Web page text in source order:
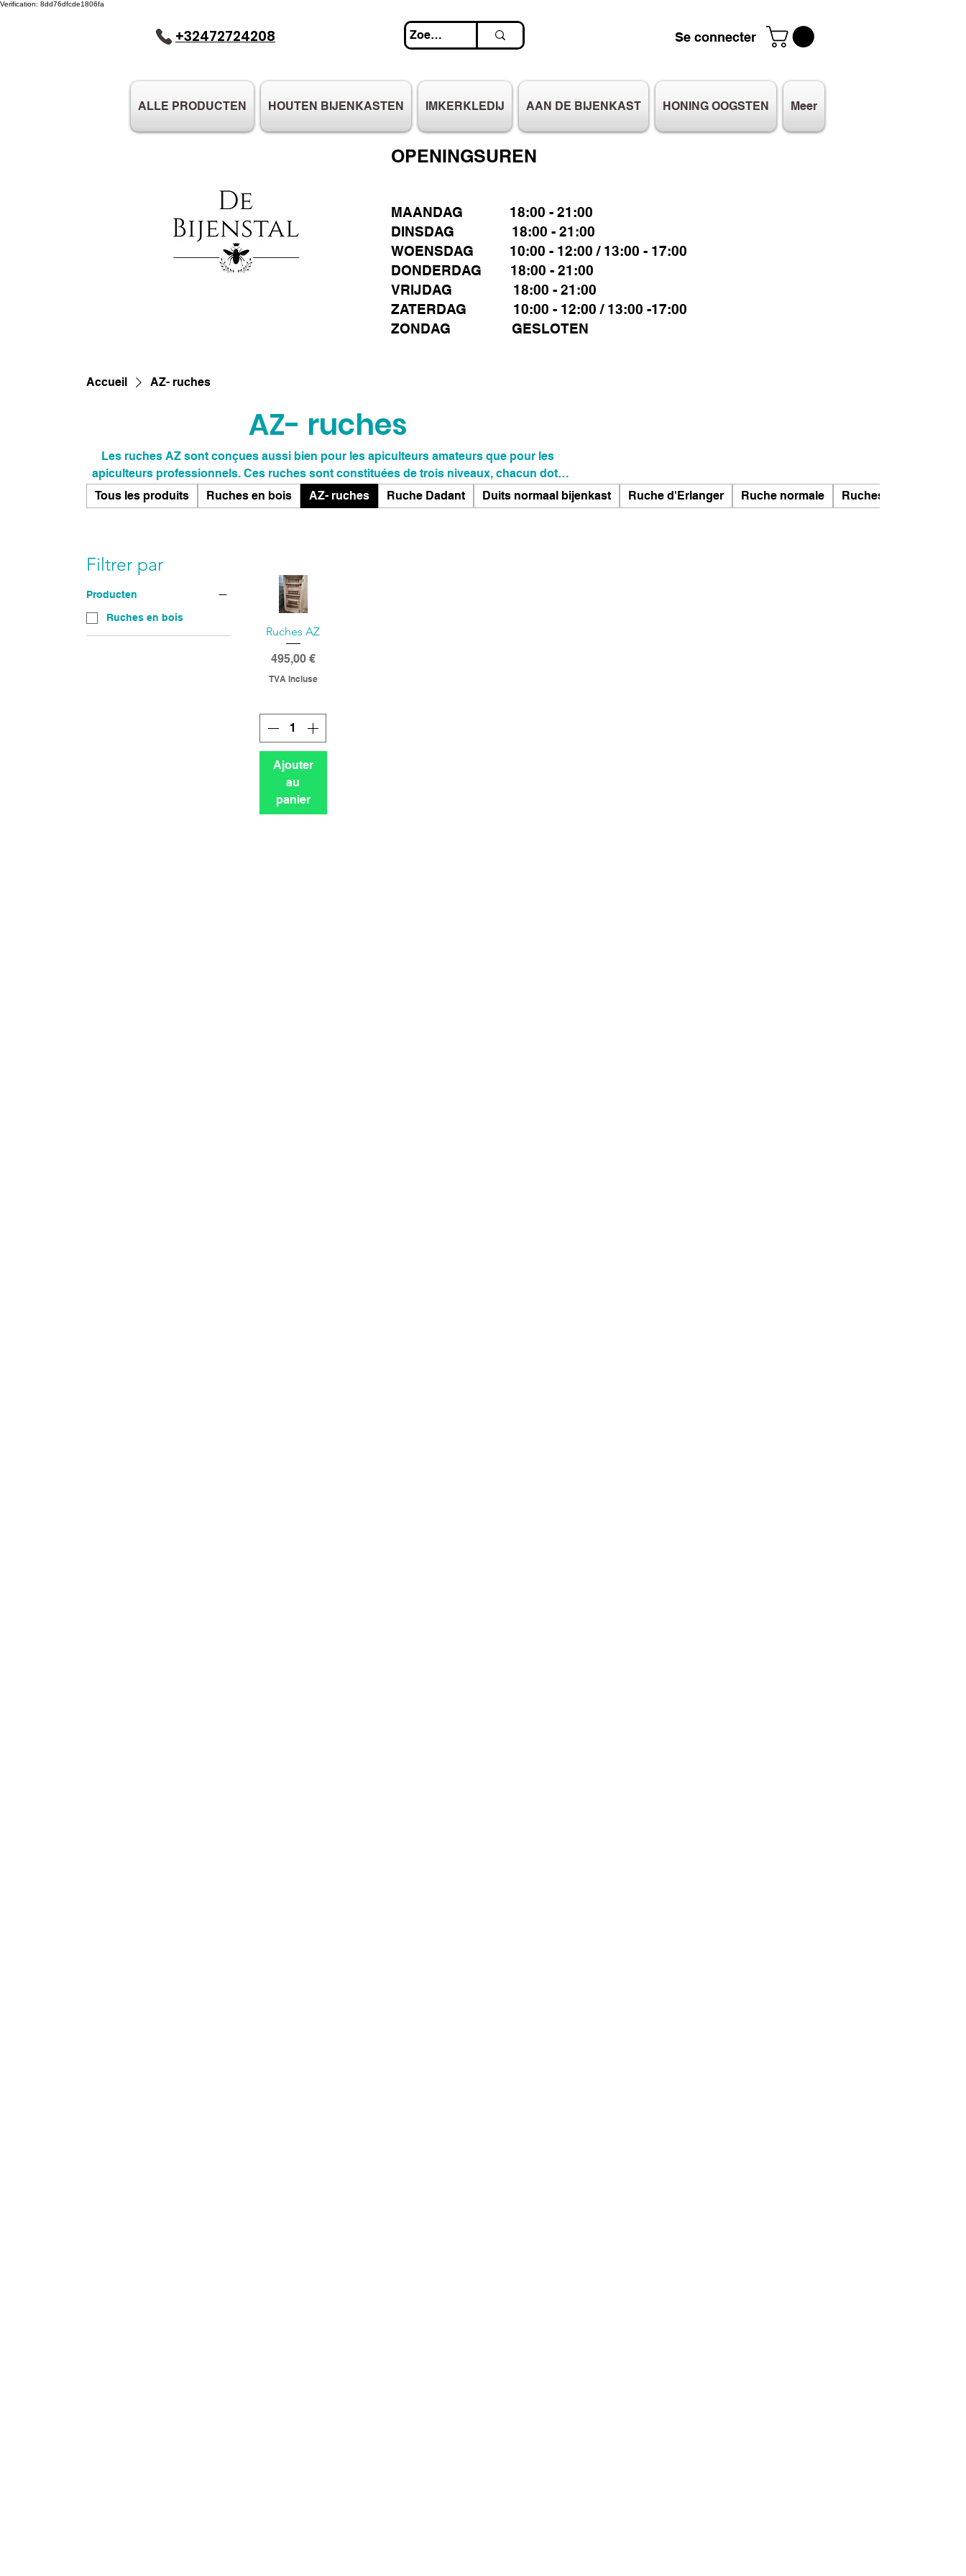
Verification: 8dd76dfcde1806fa
+32472724208 Se connecter
ALLE PRODUCTEN HOUTEN BIJENKASTEN IMKERKLEDIJ AAN DE BIJENKAST HONING OOGSTEN Meer
OPENINGSUREN
MAANDAG 18:00 - 21:00
DINSDAG 18:00 - 21:00
WOENSDAG 10:00 - 12:00 / 13:00 - 17:00
DONDERDAG 18:00 - 21:00
VRIJDAG 18:00 - 21:00
ZATERDAG 10:00 - 12:00 / 13:00 -17:00
ZONDAG GESLOTEN
Accueil AZ- ruches
AZ- ruches
Les ruches AZ sont conçues aussi bien pour les apiculteurs amateurs que pour les
apiculteurs professionnels. Ces ruches sont constituées de trois niveaux, chacun doté
de 10 cadres Langstroth standards, et sont équipées de grilles à reine en métal. Ils
favorisent une colonie d’abeilles florissante et facilitent l’entretien. Les boîtes sont
de leurs abeilles. Pour plus d'informations et de produits, veuillez visiter notre site Web.
Tous les produits Ruches en bois AZ- ruches Ruche Dadant Duits normaal bijenkast Ruche d'Erlanger Ruche normale Ruches Segeberger
Filtrer par
Producten
Ruches en bois
Ruches AZ
Prix
495,00 €
TVA Incluse
Ajouter
au
panier